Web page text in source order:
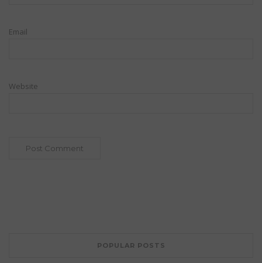
Email
Website
POPULAR POSTS